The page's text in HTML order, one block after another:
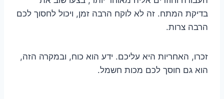
בדיקת המתח. זה לא לוקח הרבה זמן, ויכול לחסוך לכם
הרבה צרות.
זכרו, האחריות היא עליכם. ידע הוא כוח, ובמקרה הזה,
הוא גם חוסך לכם מכות חשמל.